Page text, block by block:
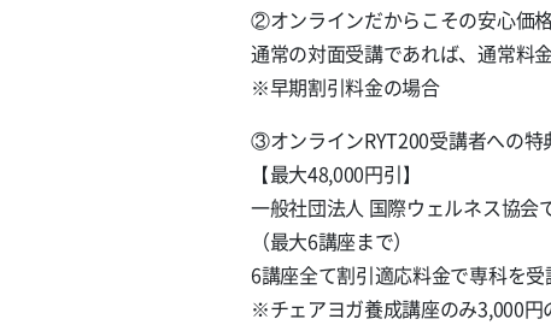
②オンラインだからこその安心価
通常の対面受講であれば、通常料
※早期割引料金の場合
③オンラインRYT200受講者への特
【最大48,000円引】
一般社団法人 国際ウェルネス協会
（最大6講座まで）
6講座全て割引適応料金で専科を
※チェアヨガ養成講座のみ3,000円